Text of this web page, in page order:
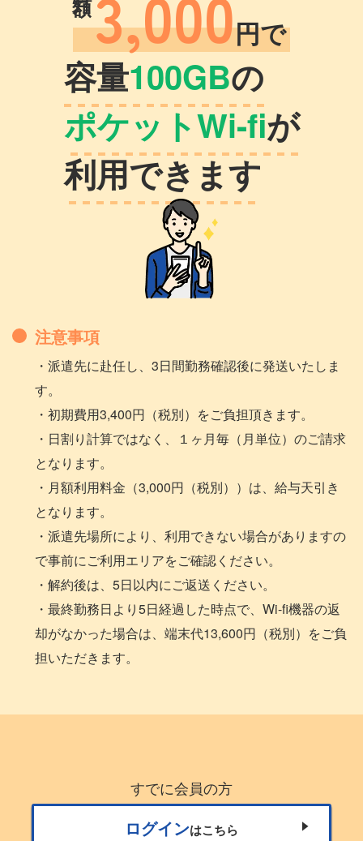
円で
容量100GBの
ポケットWi-fiが
利用できます
注意事項
・派遣先に赴任し、3日間勤務確認後に発送いたしま
す。
・初期費用3,400円（税別）をご負担頂きます。
・日割り計算ではなく、１ヶ月毎（月単位）のご請求
となります。
・月額利用料金（3,000円（税別））は、給与天引き
となります。
・派遣先場所により、利用できない場合がありますの
で事前にご利用エリアをご確認ください。
・解約後は、5日以内にご返送ください。
・最終勤務日より5日経過した時点で、Wi-fi機器の返
却がなかった場合は、端末代13,600円（税別）をご負
担いただきます。
すでに会員の方
ログインはこちら